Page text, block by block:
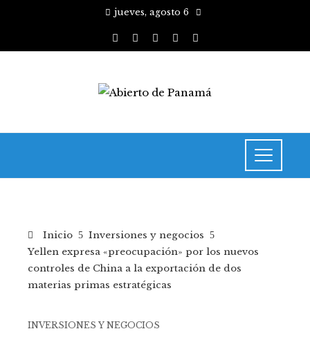
jueves, agosto 6
Inicio
Inversiones y negocios
Yellen expresa «preocupación» por los nuevos
controles de China a la exportación de dos
materias primas estratégicas
INVERSIONES Y NEGOCIOS